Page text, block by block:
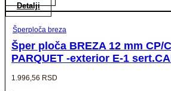
Detalji
Šperploča breza
Šper ploča BREZA 12 mm CP/
PARQUET -exterior E-1
1.996,56 RSD